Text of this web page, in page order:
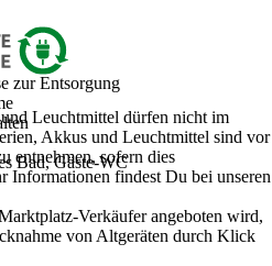
zur Entsorgung
Bad, Gäste-WC
Leuchtmittel dürfen nicht im
Akkus und Leuchtmittel sind vor
entnehmen, sofern dies
Informationen findest Du bei unseren
Verkäufer angeboten wird,
von Altgeräten durch Klick